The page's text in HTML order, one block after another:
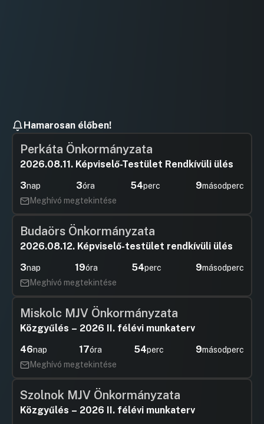
Hamarosan élőben!
Perkáta Önkormányzata
2026.08.11. Képviselő-Testület Rendkívüli ülés
3nap 3óra 54perc 8másodperc
Meghívó megtekintése
Budaörs Önkormányzata
2026.08.12. Képviselő-testület rendkívüli ülés
3nap 19óra 54perc 8másodperc
Meghívó megtekintése
Miskolc MJV Önkormányzata
Közgyűlés – 2026 II. félévi munkaterv
46nap 17óra 54perc 8másodperc
Meghívó megtekintése
Szolnok MJV Önkormányzata
Közgyűlés – 2026 II. félévi munkaterv